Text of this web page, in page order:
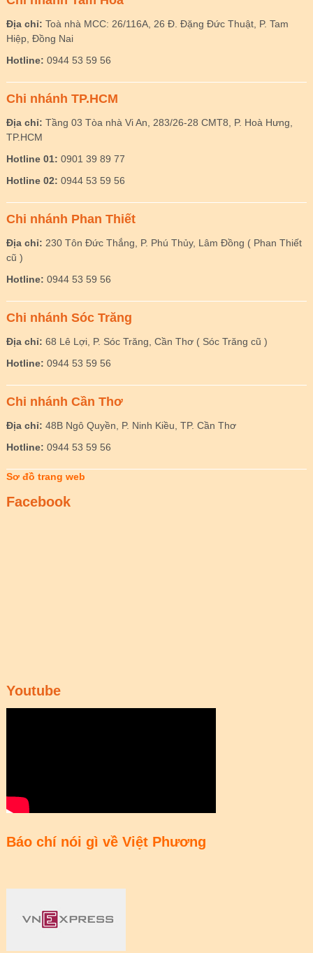
Địa chỉ: Toà nhà MCC: 26/116A, 26 Đ. Đặng Đức Thuật, P. Tam
Hiệp, Đồng Nai
Hotline: 0944 53 59 56
Chi nhánh TP.HCM
Địa chỉ: Tầng 03 Tòa nhà Vi An, 283/26-28 CMT8, P. Hoà Hưng,
TP.HCM
Hotline 01: 0901 39 89 77
Hotline 02: 0944 53 59 56
Chi nhánh Phan Thiết
Địa chỉ: 230 Tôn Đức Thắng, P. Phú Thủy, Lâm Đồng ( Phan Thiết
cũ )
Hotline: 0944 53 59 56
Chi nhánh Sóc Trăng
Địa chỉ: 68 Lê Lợi, P. Sóc Trăng, Cần Thơ ( Sóc Trăng cũ )
Hotline: 0944 53 59 56
Chi nhánh Cần Thơ
Địa chỉ: 48B Ngô Quyền, P. Ninh Kiều, TP. Cần Thơ
Hotline: 0944 53 59 56
Sơ đồ trang web
Facebook
Youtube
Báo chí nói gì về Việt Phương